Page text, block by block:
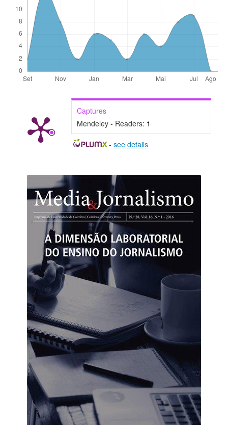
Captures
Mendeley - Readers: 1
- see details